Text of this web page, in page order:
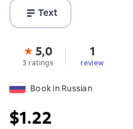
Text
5,0
3 ratings
1
review
Book in Russian
$1.22